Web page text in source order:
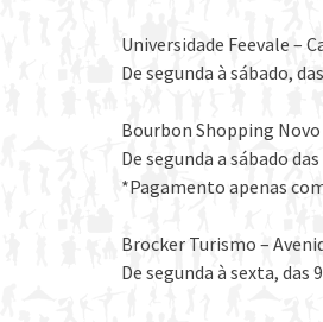
Universidade Feevale –
De segunda à sábado,
Bourbon Shopping Novo
De segunda a sábado
*Pagamento apenas
Brocker Turismo –
De segunda à sexta, das